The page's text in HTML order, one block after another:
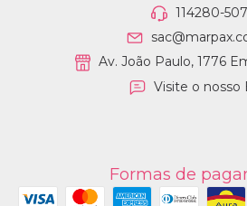
114280-
Av. João Paulo, 1776
Visite o nosso
Formas de